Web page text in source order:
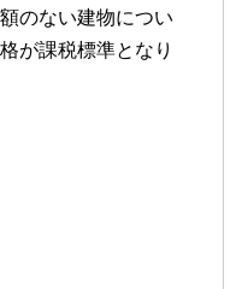
のない建物につい
が課税標準となり